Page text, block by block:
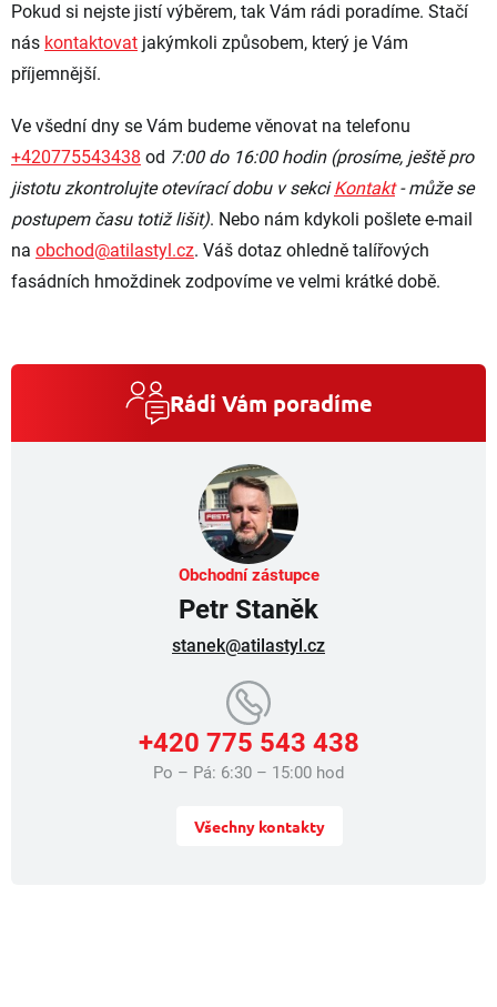
Pokud si nejste jistí výběrem, tak Vám rádi poradíme. Stačí
nás kontaktovat jakýmkoli způsobem, který je Vám
příjemnější.
Ve všední dny se Vám budeme věnovat na telefonu
+420775543438 od 7:00 do 16:00 hodin (prosíme, ještě pro
jistotu zkontrolujte otevírací dobu v sekciKontakt- může se
postupem času totiž lišit). Nebo nám kdykoli pošlete e-mail
na obchod@atilastyl.cz. Váš dotaz ohledně talířových
fasádních hmoždinek zodpovíme ve velmi krátké době.
Rádi Vám poradíme
Obchodní zástupce
Petr Staněk
stanek@atilastyl.cz
+420 775 543 438
Po – Pá: 6:30 – 15:00 hod
Všechny kontakty